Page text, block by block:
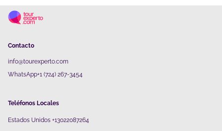
Contacto
info@tourexperto.com
WhatsApp+1 (724) 267-3454
Teléfonos Locales
Estados Unidos +13022087264